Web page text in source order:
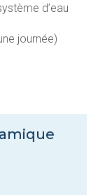
d’eau
journée)